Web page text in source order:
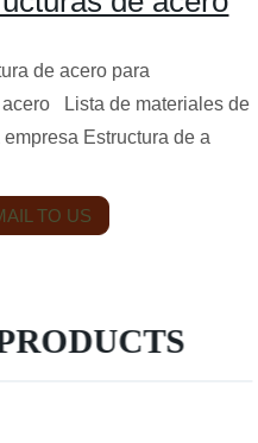
de acero para
Lista de materiales de
Estructura de a
TO US